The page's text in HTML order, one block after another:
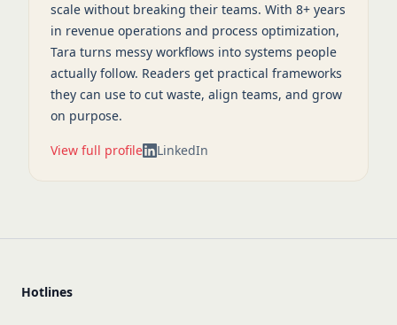
scale without breaking their teams. With 8+ years
in revenue operations and process optimization,
Tara turns messy workflows into systems people
actually follow. Readers get practical frameworks
they can use to cut waste, align teams, and grow
on purpose.
View full profile LinkedIn
Hotlines